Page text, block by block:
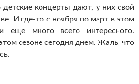
детские концерты дают, у них свой
И где-то с ноября по март в этом
еще много всего интересного.
сезоне сегодня днем. Жаль, что